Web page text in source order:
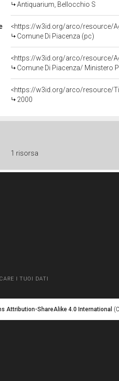
Antiquarium, Bellocchio S
<https://w3id.org/arco/resource/
Comune Di Piacenza (pc)
<https://w3id.org/arco/resource/
Comune Di Piacenza/ Ministero
<https://w3id.org/arco/resource/
2000
1 risorsa
I TUOI DATI
Attribution-ShareAlike 4.0 International